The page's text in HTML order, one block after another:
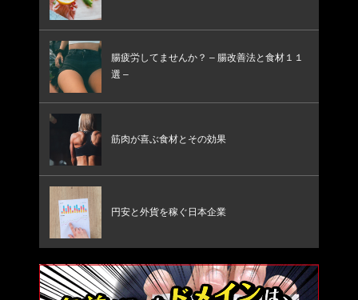
腸疲労してませんか？ – 腸改善法と食材１１
選 –
筋肉が喜ぶ食材とその効果
円安と外貨を稼ぐ日本企業